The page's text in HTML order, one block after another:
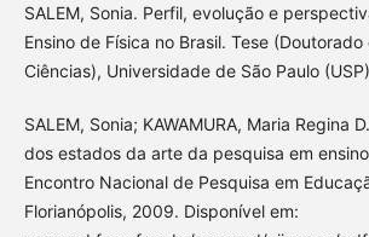
SALEM, Sonia. Perfil, evolução e
Ensino de Física no Brasil. Tese (Doutorado
Ciências), Universidade de São Paulo
SALEM, Sonia; KAWAMURA, Maria Regina
dos estados da arte da pesquisa em
Encontro Nacional de Pesquisa em
Florianópolis, 2009. Disponível em: